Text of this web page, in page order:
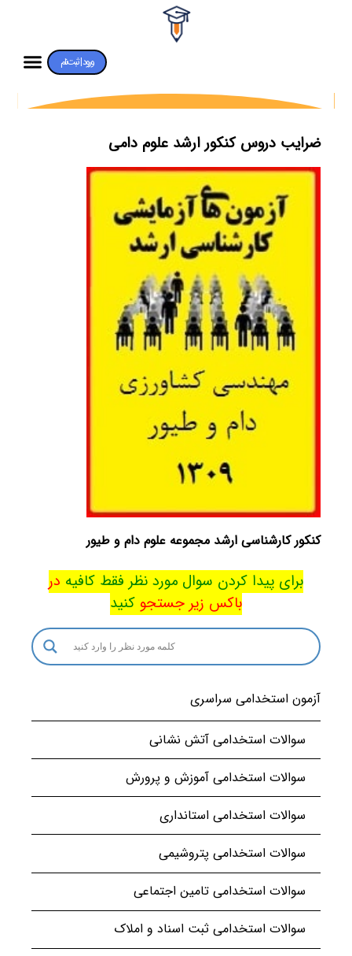
ورود | ثبت‌نام
ضرایب دروس کنکور ارشد علوم دامی
کنکور کارشناسی ارشد مجموعه علوم دام و طیور
برای پیدا کردن سوال مورد نظر فقط کافیه در
باکس زیر جستجو کنید
آزمون استخدامی سراسری
سوالات استخدامی آتش نشانی
سوالات استخدامی آموزش و پرورش
سوالات استخدامی استانداری
سوالات استخدامی پتروشیمی
سوالات استخدامی تامین اجتماعی
سوالات استخدامی ثبت اسناد و املاک